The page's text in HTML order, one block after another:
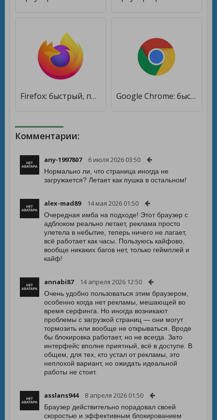
Firefox: быстрый, приватный и безопасный браузер [Premium] Google Chrome: быстрый браузер [Premium]
Комментарии:
any-1997807 6 июля 2026 03:50
Нормально ли, что страница иногда не
загружается? Летает как пушка в остальном!
alex-mad89 14 мая 2026 01:50
Очередная имба на подходе! Этот браузер с
адблоком реально летает, реклама просто
улетела в небытие, теперь ничего не лагает,
всё работает как часы. Пользуюсь кайфово,
вообще никаких багов нет, только геймплей и
кайф!
annabi87 14 апреля 2026 12:50
Очень удобно пользоваться этим браузером,
особенно когда нет рекламы, мешающей во
время серфинга. Но иногда возникают
проблемы с загрузкой страниц — они могут
тормозить или вообще не открываться. Вроде
бы блокировка работает, но не всегда. Зато
интерфейс вполне приятный, всё в доступе. В
общем, для тех, кто устал от рекламы, это
неплохой вариант, но ожидать идеальной
работы не стоит.
asslans944 8 апреля 2026 01:50
Браузер действительно порадовал своей
скоростью и эффективным блокированием